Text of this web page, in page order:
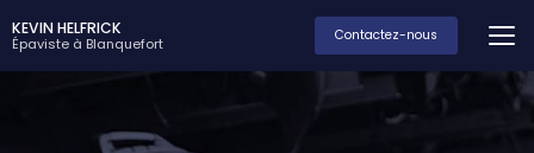
au
contenu
principal
KEVIN HELFRICK
Épaviste à Blanquefort Contactez-nous